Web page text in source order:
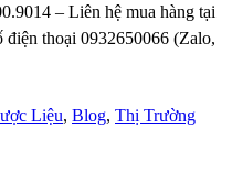
– Liên hệ mua hàng tại
điện thoại 0932650066 (Zalo,
Liệu, Blog, Thị Trường